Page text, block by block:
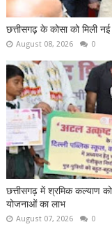
छत्तीसगढ़ के कोसा को मिली
August 08, 2026 0
छत्तीसगढ़ में श्रमिक कल्याण
योजनाओं का लाभ
August 07, 2026 0